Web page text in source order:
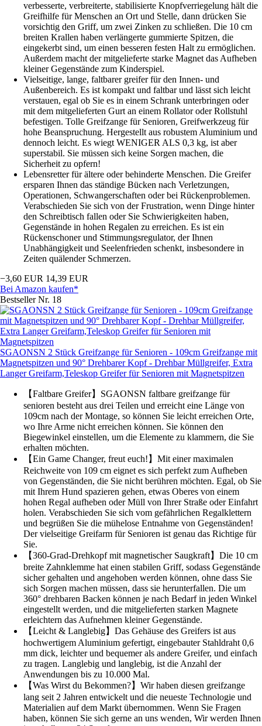
verbesserte, verbreiterte, stabilisierte Knopfverriegelung hält die
Greifhilfe für Menschen an Ort und Stelle, dann drücken Sie
vorsichtig den Griff, um zwei Zinken zu schließen. Die 10 cm
breiten Krallen haben verlängerte gummierte Spitzen, die
eingekerbt sind, um einen besseren festen Halt zu ermöglichen.
Außerdem macht der mitgelieferte starke Magnet das Aufheben
kleiner Gegenstände zum Kinderspiel.
Vielseitige, lange, faltbarer greifer für den Innen- und
Außenbereich. Es ist kompakt und faltbar und lässt sich leicht
verstauen, egal ob Sie es in einem Schrank unterbringen oder
mit dem mitgelieferten Gurt an einem Rollator oder Rollstuhl
befestigen. Tolle Greifzange für Senioren, Greifwerkzeug für
hohe Beanspruchung. Hergestellt aus robustem Aluminium und
dennoch leicht. Es wiegt WENIGER ALS 0,3 kg, ist aber
superstabil. Sie müssen sich keine Sorgen machen, die
Sicherheit zu opfern!
Lebensretter für ältere oder behinderte Menschen. Die Greifer
ersparen Ihnen das ständige Bücken nach Verletzungen,
Operationen, Schwangerschaften oder bei Rückenproblemen.
Verabschieden Sie sich von der Frustration, wenn Dinge hinter
den Schreibtisch fallen oder Sie Schwierigkeiten haben,
Gegenstände in hohen Regalen zu erreichen. Es ist ein
Rückenschoner und Stimmungsregulator, der Ihnen
Unabhängigkeit und Seelenfrieden schenkt, insbesondere in
Zeiten quälender Schmerzen.
−3,60 EUR 14,39 EUR
Bei Amazon kaufen*
Bestseller Nr. 18
SGAONSN 2 Stück Greifzange für Senioren - 109cm Greifzange mit
Magnetspitzen und 90° Drehbarer Kopf - Drehbar Müllgreifer, Extra
Langer Greifarm,Teleskop Greifer für Senioren mit Magnetspitzen
【Faltbare Greifer】SGAONSN faltbare greifzange für
senioren besteht aus drei Teilen und erreicht eine Länge von
109cm nach der Montage, so können Sie leicht erreichen Orte,
wo Ihre Arme nicht erreichen können. Sie können den
Biegewinkel einstellen, um die Elemente zu klammern, die Sie
erhalten möchten.
【Ein Game Changer, freut euch!】Mit einer maximalen
Reichweite von 109 cm eignet es sich perfekt zum Aufheben
von Gegenständen, die Sie nicht berühren möchten. Egal, ob Sie
mit Ihrem Hund spazieren gehen, etwas Oberes von einem
hohen Regal aufheben oder Müll von Ihrer Straße oder Einfahrt
holen. Verabschieden Sie sich vom gefährlichen Regalklettern
und begrüßen Sie die mühelose Entnahme von Gegenständen!
Der vielseitige Greifarm für Senioren ist genau das Richtige für
Sie.
【360-Grad-Drehkopf mit magnetischer Saugkraft】Die 10 cm
breite Zahnklemme hat einen stabilen Griff, sodass Gegenstände
sicher gehalten und angehoben werden können, ohne dass Sie
sich Sorgen machen müssen, dass sie herunterfallen. Die um
360° drehbaren Backen können je nach Bedarf in jeden Winkel
eingestellt werden, und die mitgelieferten starken Magnete
erleichtern das Aufnehmen kleiner Gegenstände.
【Leicht & Langlebig】Das Gehäuse des Greifers ist aus
hochwertigem Aluminium gefertigt, eingebauter Stahldraht 0,6
mm dick, leichter und bequemer als andere Greifer, und einfach
zu tragen. Langlebig und langlebig, ist die Anzahl der
Anwendungen bis zu 10.000 Mal.
【Was Wirst du Bekommen?】Wir haben diesen greifzange
lang seit 2 Jahren entwickelt und die neueste Technologie und
Materialien auf dem Markt übernommen. Wenn Sie Fragen
haben, können Sie sich gerne an uns wenden, Wir werden Ihnen